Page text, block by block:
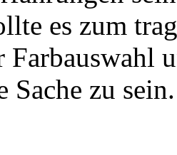
es zum
Farbauswahl
Sache zu sein.